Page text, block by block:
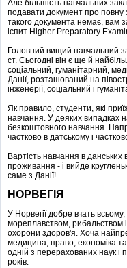
Але більшість навчальних
подавати документ про повну
такого документа немає, вам
іспит Higher Preparatory
Головний вищий навчальний
ст. Сьогодні він є ще й
соціальний, гуманітарний,
Данії, розташований на
інженерії, соціальний і
Як правило, студенти, які
навчання. У деяких випадках
безкоштовного навчання.
частково в датському і
Вартість навчання в
проживання - і вийде
саме з Данії!
НОРВЕГІЯ
У Норвегії добре вчать
мореплавством, рибальством і
охорони здоров'я. Хоча
медицина, право, економіка
одній з перерахованих наук
років.